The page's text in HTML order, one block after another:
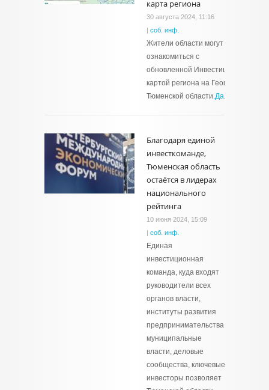
карта региона
30 августа 2024, 11:16
| соб. инф.
Жители области могут
ознакомиться с
обновленной Инвестиционной
картой региона на Геопортале
Тюменской области.Далее →
Благодаря единой
инвесткоманде,
Тюменская область
остаётся в лидерах
национального
рейтинга
10 июня 2024, 15:09
| соб. инф.
Единая
инвестиционная
команда, куда входят
руководители всех
органов власти,
институты развития
предпринимательства,
муниципальные
власти, деловые
сообщества, ключевые
инвесторы позволяет